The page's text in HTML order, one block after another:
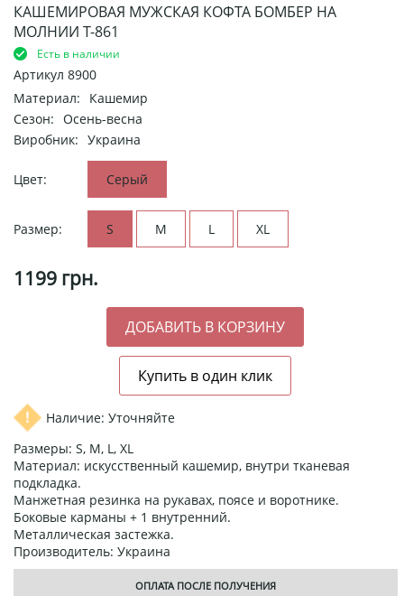
КАШЕМИРОВАЯ МУЖСКАЯ КОФТА БОМБЕР НА
МОЛНИИ Т-861
Есть в наличии
Артикул 8900
Материал:
Кашемир
Сезон: Осень-весна
Виробник: Украина
Цвет: Серый
Размер: S M L XL
1199 грн.
Наличие: Уточняйте
Размеры: S, M, L, XL
Материал: искусственный кашемир, внутри тканевая
подкладка.
Манжетная резинка на рукавах, поясе и воротнике.
Боковые карманы + 1 внутренний.
Металлическая застежка.
Производитель: Украина
ОПЛАТА ПОСЛЕ ПОЛУЧЕНИЯ